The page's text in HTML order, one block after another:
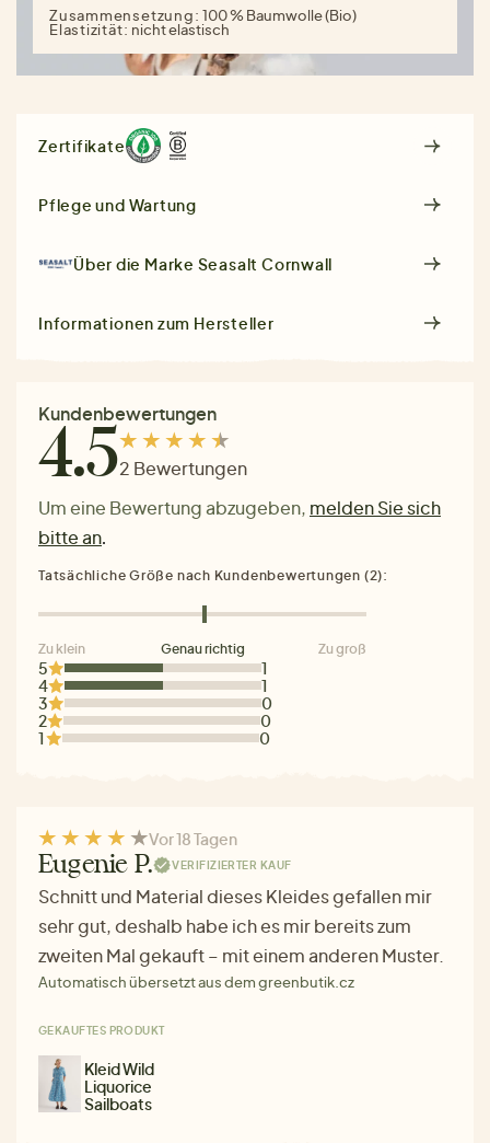
Zusammensetzung:100 % Baumwolle (Bio)
Elastizität: nicht elastisch
Zertifikate
Pflege und Wartung
Über die Marke Seasalt Cornwall
Informationen zum Hersteller
Kundenbewertungen
4.52 Bewertungen
Um eine Bewertung abzugeben, melden Sie sich
bitte an.
5
1
4
1
3
0
2
0
1
0
Tatsächliche Größe nach Kundenbewertungen (2):
Zu klein Genau richtig Zu groß
Vor 18 Tagen
Eugenie P. VERIFIZIERTER KAUF
Schnitt und Material dieses Kleides gefallen mir
sehr gut, deshalb habe ich es mir bereits zum
zweiten Mal gekauft – mit einem anderen Muster.
Automatisch übersetzt aus dem greenbutik.cz
GEKAUFTES PRODUKT
Kleid Wild
Liquorice
Sailboats